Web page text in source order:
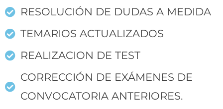
RESOLUCIÓN DE DUDAS A MEDIDA
TEMARIOS ACTUALIZADOS
REALIZACION DE TEST
CORRECCIÓN DE EXÁMENES DE
CONVOCATORIA ANTERIORES.